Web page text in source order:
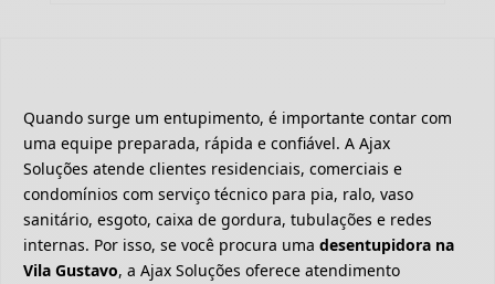
Quando surge um entupimento, é importante contar com
uma equipe preparada, rápida e confiável. A Ajax
Soluções atende clientes residenciais, comerciais e
condomínios com serviço técnico para pia, ralo, vaso
sanitário, esgoto, caixa de gordura, tubulações e redes
internas. Por isso, se você procura uma desentupidora na
Vila Gustavo, a Ajax Soluções oferece atendimento